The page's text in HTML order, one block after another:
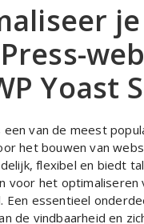
je
Yoast
van de meest
het bouwen van
flexibel en biedt
voor het optimaliseren
Een essentieel
de vindbaarheid en